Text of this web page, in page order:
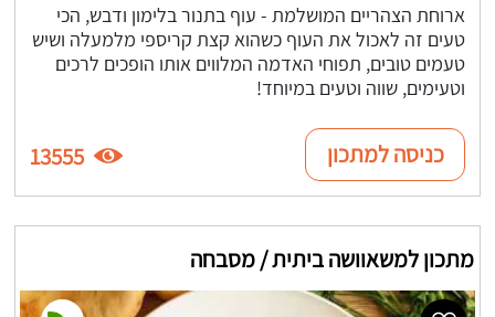
ארוחת הצהריים המושלמת - עוף בתנור בלימון ודבש, הכי
טעים זה לאכול את העוף כשהוא קצת קריספי מלמעלה ושיש
טעמים טובים, תפוחי האדמה המלווים אותו הופכים לרכים
וטעימים, שווה וטעים במיוחד!
כניסה למתכון 13555
מתכון למשאוושה ביתית / מסבחה